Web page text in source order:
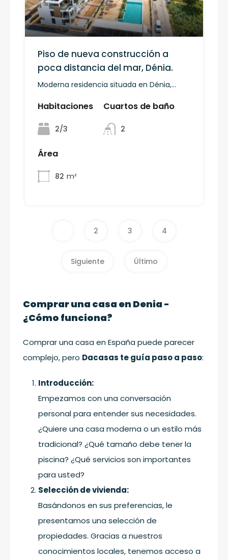
Piso de nueva construcción a
poca distancia del mar, Dénia.
Moderna residencia situada en Dénia,...
Habitaciones
2/3
Cuartos de baño
2
Área
82 m²
2 3 4
Siguiente Último
Comprar una casa en Denia -
¿Cómo funciona?
Comprar una casa en España puede parecer
complejo, pero Dacasas te guía paso a paso:
Introducción:
Empezamos con una conversación
personal para entender sus necesidades.
¿Quiere una casa moderna o un estilo más
tradicional? ¿Qué tamaño debe tener la
piscina? ¿Qué servicios son importantes
para usted?
Selección de vivienda:
Basándonos en sus preferencias, le
presentamos una selección de
propiedades. Gracias a nuestros
conocimientos locales, tenemos acceso a